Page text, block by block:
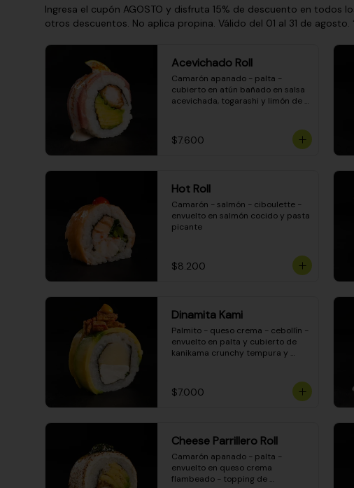
Ingresa el cupón AGOSTO y disfruta 15% de descuento en todos
otros descuentos. No aplica propina. Válido del 01 al 31 de agosto.
Acevichado Roll
Camarón apanado - palta -
cubierto en atún bañado en salsa
acevichada, togarashi y limón de
$7.600
Hot Roll
Camarón - salmón - ciboulette -
envuelto en salmón cocido y pasta
picante
$8.200
Dinamita Kami
Palmito - queso crema - cebollín -
envuelto en palta y cubierto de
kanikama crunchy tempura y
$7.000
Cheese Parrillero Roll
Camarón apanado - palta -
envuelto en queso crema
flambeado - topping de